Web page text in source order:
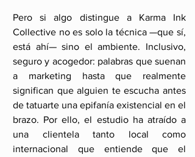
Pero si algo distingue a Karma Ink
Collective no es solo la técnica —que sí,
está ahí— sino el ambiente. Inclusivo,
seguro y acogedor: palabras que suenan
a marketing hasta que realmente
significan que alguien te escucha antes
de tatuarte una epifanía existencial en el
brazo. Por ello, el estudio ha atraído a
una clientela tanto local como
internacional que entiende que el